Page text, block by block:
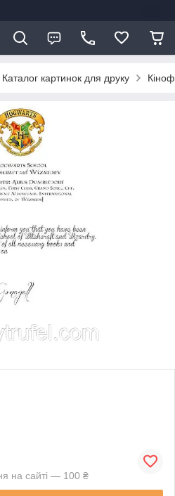
Каталог картинок для друку
на сайті — 100 ₴